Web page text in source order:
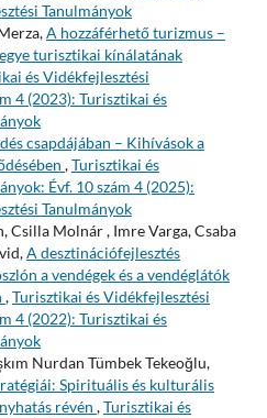
Tanulmányok
A hozzáférhető turizmus –
turisztikai kínálatának
és Vidékfejlesztési
4 (2023): Turisztikai és
csapdájában – Kihívások a
,Turisztikai és
Évf. 10 szám 4 (2025):
Tanulmányok
Csilla Molnár , Imre Varga, Csaba
A desztinációfejlesztés
a vendégek és a vendéglátók
,Turisztikai és Vidékfejlesztési
4 (2022): Turisztikai és
Nurdan Tümbek Tekeoğlu,
Spirituális és kulturális
révén ,Turisztikai és